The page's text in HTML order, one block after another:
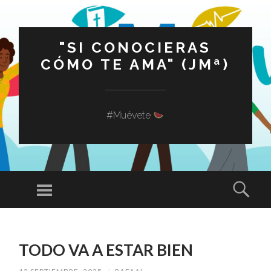
"SI CONOCIERAS
CÓMO TE AMA" (JMª)
#Muévete
Menú
CONTENIDO
TODO VA A ESTAR BIEN